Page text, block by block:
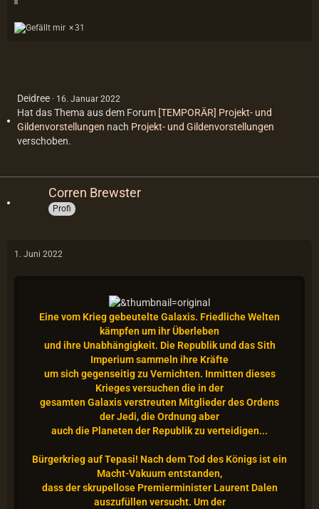
31
Deidree 16. Januar 2022
Hat das Thema aus dem Forum [TEMPORÄR] Projekt- und
Gildenvorstellungen nach Projekt- und Gildenvorstellungen
verschoben.
Corren Brewster
Profi
1. Juni 2022
Eine vom Krieg gebeutelte Galaxis. Friedliche Welten
kämpfen um ihr Überleben
und ihre Unabhängigkeit. Die Republik und das Sith
Imperium sammeln ihre Kräfte
um sich gegenseitig zu Vernichten. Inmitten dieses
Krieges versuchen die in der
gesamten Galaxis verstreuten Mitglieder des Ordens
der Jedi, die Ordnung aber
auch die Planeten der Republik zu verteidigen...
Bürgerkrieg auf Tepasi! Nach dem Tod des Königs ist ein
Macht-Vakuum entstanden,
dass der skrupellose Premierminister Laurent Dalen
auszufüllen versucht. Um der